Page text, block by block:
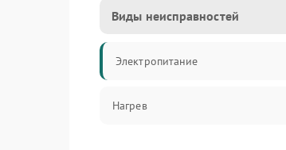
Виды неисправностей
Электропитание
Нагрев